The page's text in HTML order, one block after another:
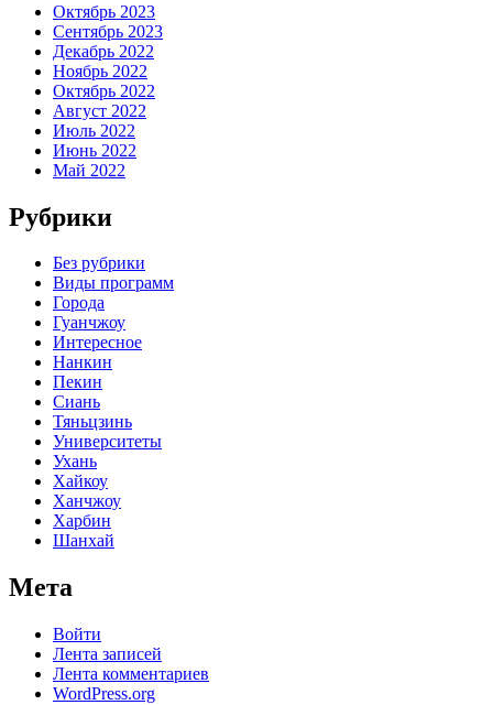
Октябрь 2023
Сентябрь 2023
Декабрь 2022
Ноябрь 2022
Октябрь 2022
Август 2022
Июль 2022
Июнь 2022
Май 2022
Рубрики
Без рубрики
Виды программ
Города
Гуанчжоу
Интересное
Нанкин
Пекин
Сиань
Тяньцзинь
Университеты
Ухань
Хайкоу
Ханчжоу
Харбин
Шанхай
Мета
Войти
Лента записей
Лента комментариев
WordPress.org